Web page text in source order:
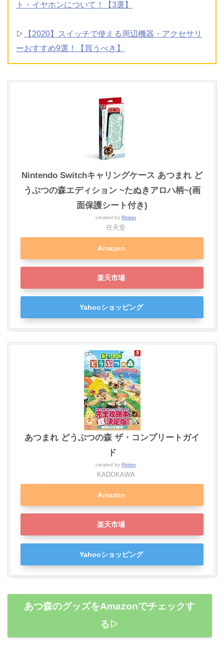
ト・イヤホンについて！【3選】
▷
【2020】スイッチで使える周辺機器・アクセサリ
ーおすすめ9選！【買うべき】
Nintendo Switchキャリングケース あつまれ ど
うぶつの森エディション ~たぬきアロハ柄~(画
面保護シート付き)
created by Rinker
任天堂
Amazon
楽天市場
Yahooショッピング
あつまれ どうぶつの森 ザ・コンプリートガイ
ド
created by Rinker
KADOKAWA
Amazon
楽天市場
Yahooショッピング
あつ森のグッズをAmazonでチェックす
る▷